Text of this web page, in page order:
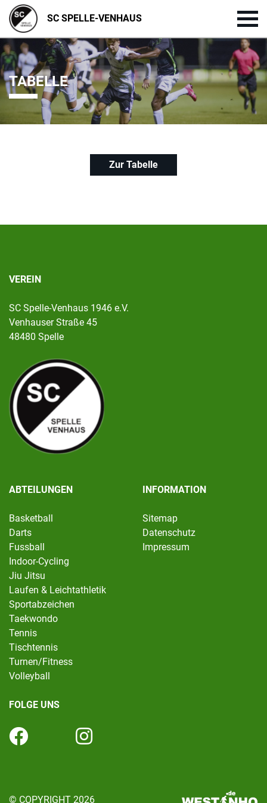
SC SPELLE-VENHAUS
TABELLE
Zur Tabelle
VEREIN
SC Spelle-Venhaus 1946 e.V.
Venhauser Straße 45
48480 Spelle
ABTEILUNGEN
Basketball
Darts
Fussball
Indoor-Cycling
Jiu Jitsu
Laufen & Leichtathletik
Sportabzeichen
Taekwondo
Tennis
Tischtennis
Turnen/Fitness
Volleyball
INFORMATION
Sitemap
Datenschutz
Impressum
FOLGE UNS
© COPYRIGHT 2026